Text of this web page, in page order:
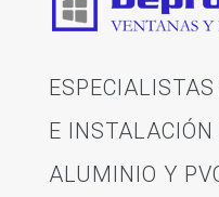
E
ALUMINIO Y